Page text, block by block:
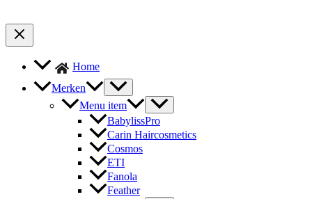
Home
Merken
Menu item
BabylissPro
Carin Haircosmetics
Cosmos
ETI
Fanola
Feather